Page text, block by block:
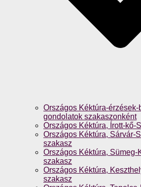
Országos Kéktúra-
gondolatok szakaszonként
Országos Kéktúra, Írott-kő-
Országos Kéktúra, Sárvár-
szakasz
Országos Kéktúra, Sümeg-
szakasz
Országos Kéktúra,
szakasz